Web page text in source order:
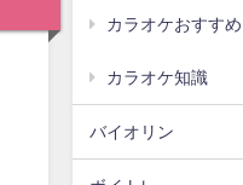
カラオケおすすめ
カラオケ知識
バイオリン